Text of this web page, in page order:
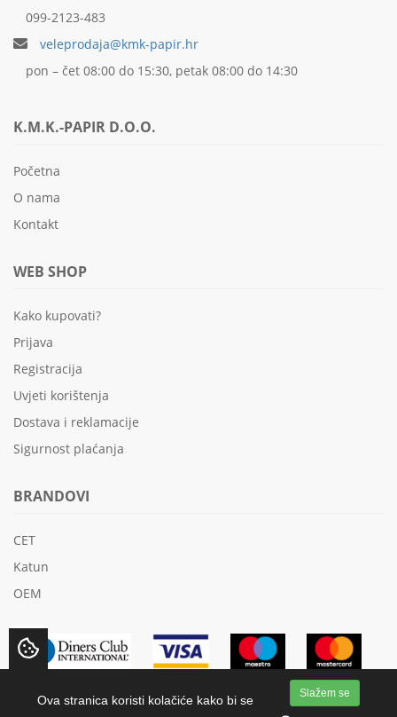
099-2123-483
veleprodaja@kmk-papir.hr
pon – čet 08:00 do 15:30, petak 08:00 do 14:30
K.M.K.-PAPIR D.O.O.
Početna
O nama
Kontakt
WEB SHOP
Kako kupovati?
Prijava
Registracija
Uvjeti korištenja
Dostava i reklamacije
Sigurnost plaćanja
BRANDOVI
CET
Katun
OEM
Ova stranica koristi kolačiće kako bi se Slažem se